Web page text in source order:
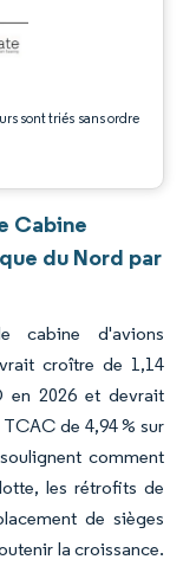
sont triés sans ordre
Cabine
du Nord par
cabine d'avions
croître de 1,14
en 2026 et devrait
de 4,94 % sur
comment
les rétrofits de
de sièges
la croissance.